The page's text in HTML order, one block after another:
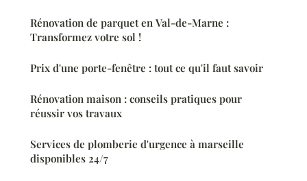
Rénovation de parquet en Val-de-Marne :
Transformez votre sol !
Prix d'une porte-fenêtre : tout ce qu'il faut savoir
Rénovation maison : conseils pratiques pour
réussir vos travaux
Services de plomberie d'urgence à marseille
disponibles 24/7